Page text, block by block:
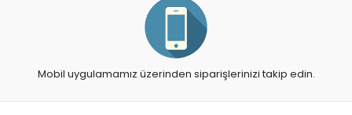
Mobil uygulamamız üzerinden siparişlerinizi takip edin.